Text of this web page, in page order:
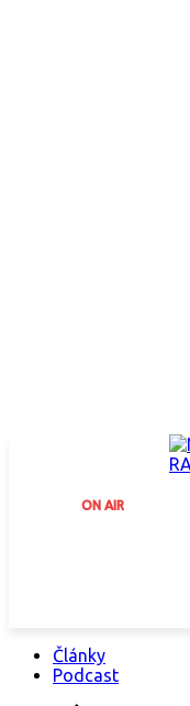
ON AIR
Články
Podcast